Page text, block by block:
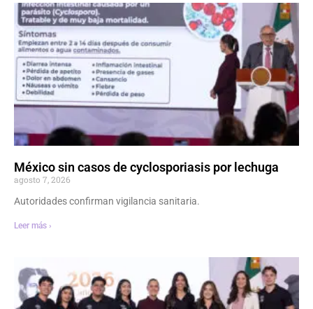
México sin casos de cyclosporiasis por lechuga
agosto 7, 2026
Autoridades confirman vigilancia sanitaria.
Leer más ›